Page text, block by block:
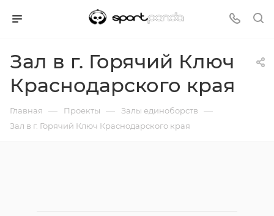
Зал в г. Горячий Ключ
Краснодарского края
Главная — Проекты — Залы единоборств —
Зал в г. Горячий Ключ Краснодарского края